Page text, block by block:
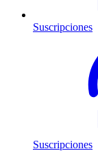
Suscripciones
Suscripciones